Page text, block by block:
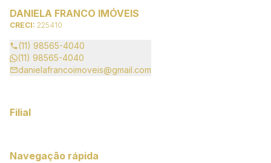
DANIELA FRANCO IMÓVEIS
CRECI: 225410
(11) 98565-4040
(11) 98565-4040
danielafrancoimoveis@gmail.com
Filial
Navegação rápida